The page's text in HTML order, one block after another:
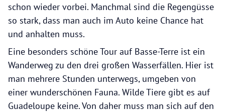
schon wieder vorbei. Manchmal sind die Regengüsse
so stark, dass man auch im Auto keine Chance hat
und anhalten muss.
Eine besonders schöne Tour auf Basse-Terre ist ein
Wanderweg zu den drei großen Wasserfällen. Hier ist
man mehrere Stunden unterwegs, umgeben von
einer wunderschönen Fauna. Wilde Tiere gibt es auf
Guadeloupe keine. Von daher muss man sich auf den